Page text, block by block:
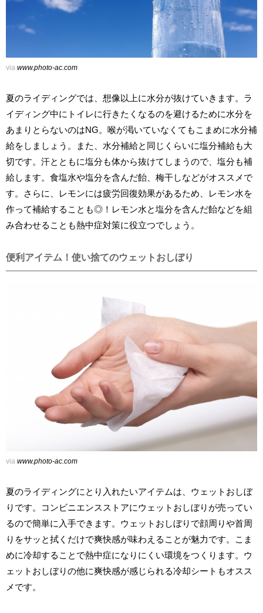
via www.photo-ac.com
夏のライディングでは、想像以上に水分が抜けていきます。ラ
イディング中にトイレに行きたくなるのを避けるために水分を
あまりとらないのはNG。喉が渇いていなくてもこまめに水分補
給をしましょう。また、水分補給と同じくらいに塩分補給も大
切です。汗とともに塩分も体から抜けてしまうので、塩分も補
給します。食塩水や塩分を含んだ飴、梅干しなどがオススメで
す。さらに、レモンには疲労回復効果があるため、レモン水を
作って補給することも◎！レモン水と塩分を含んだ飴などを組
み合わせることも熱中症対策に役立つでしょう。
便利アイテム！使い捨てのウェットおしぼり
via www.photo-ac.com
夏のライディングにとり入れたいアイテムは、ウェットおしぼ
りです。コンビニエンスストアにウェットおしぼりが売ってい
るので簡単に入手できます。ウェットおしぼりで顔周りや首周
りをサッと拭くだけで爽快感が味わえることが魅力です。こま
めに冷却することで熱中症になりにくい環境をつくります。ウ
ェットおしぼりの他に爽快感が感じられる冷却シートもオスス
メです。